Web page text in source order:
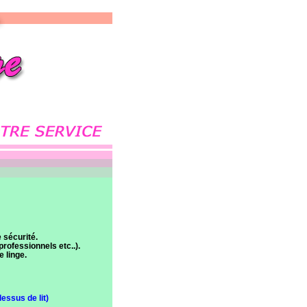
sécurité.
etc..).
linge.
de lit)